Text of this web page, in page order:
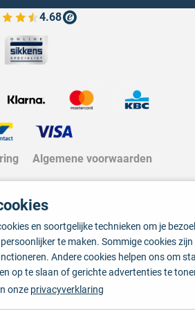
4.68
de verfplaza beoordelingen
Algemene voorwaarden
en soortgelijke technieken om je
te maken. Sommige cookies
Andere cookies helpen ons om
op te slaan of gerichte advertenties te
onze privacyverklaring